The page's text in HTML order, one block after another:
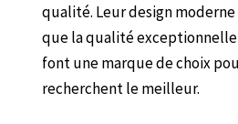
qualité. Leur design
que la qualité
font une marque de choix
recherchent le meilleur.